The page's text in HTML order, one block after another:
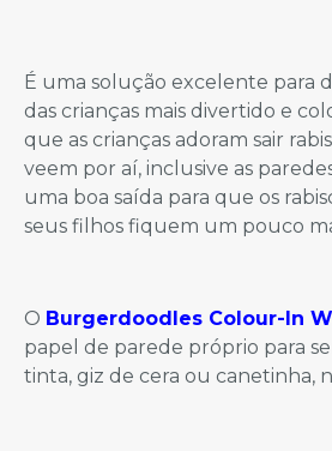
É uma solução excelente para
das crianças mais divertido e
que as crianças adoram sair
veem por aí, inclusive as
uma boa saída para que os
seus filhos fiquem um pouco
O Burgerdoodles Colour-In
papel de parede próprio para
tinta, giz de cera ou canetinha,